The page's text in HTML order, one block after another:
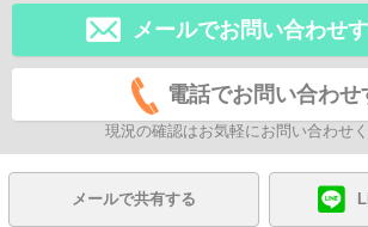
メールでお問い合わせ
電話でお問い合わせ
現況の確認はお気軽にお問い合わせく
メールで共有する